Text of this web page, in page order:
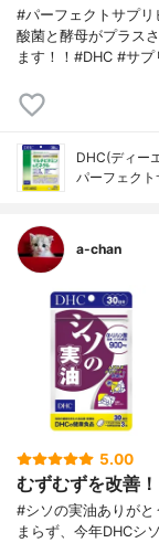
#パーフェクトサプ
酸菌と酵母がプラス
ます！！#DHC #サ
DHC(ディー
パーフェク
a-chan
5.00
むずむずを改善
#シソの実油ありが
まらず、今年DHCシ